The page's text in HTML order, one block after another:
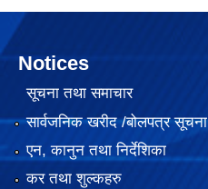
Notices
सूचना तथा समाचार
सार्वजनिक खरीद /बोलपत्र सूचना
एन, कानुन तथा निर्देशिका
कर तथा शुल्कहरु